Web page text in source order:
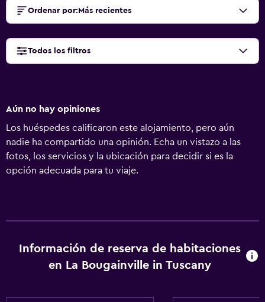
Ordenar por: Más recientes
Todos los filtros
Aún no hay opiniones
Los huéspedes calificaron este alojamiento, pero aún
nadie ha compartido una opinión. Echa un vistazo a las
fotos, los servicios y la ubicación para decidir si es la
opción adecuada para tu viaje.
Información de reserva de habitaciones
en La Bougainville in Tuscany